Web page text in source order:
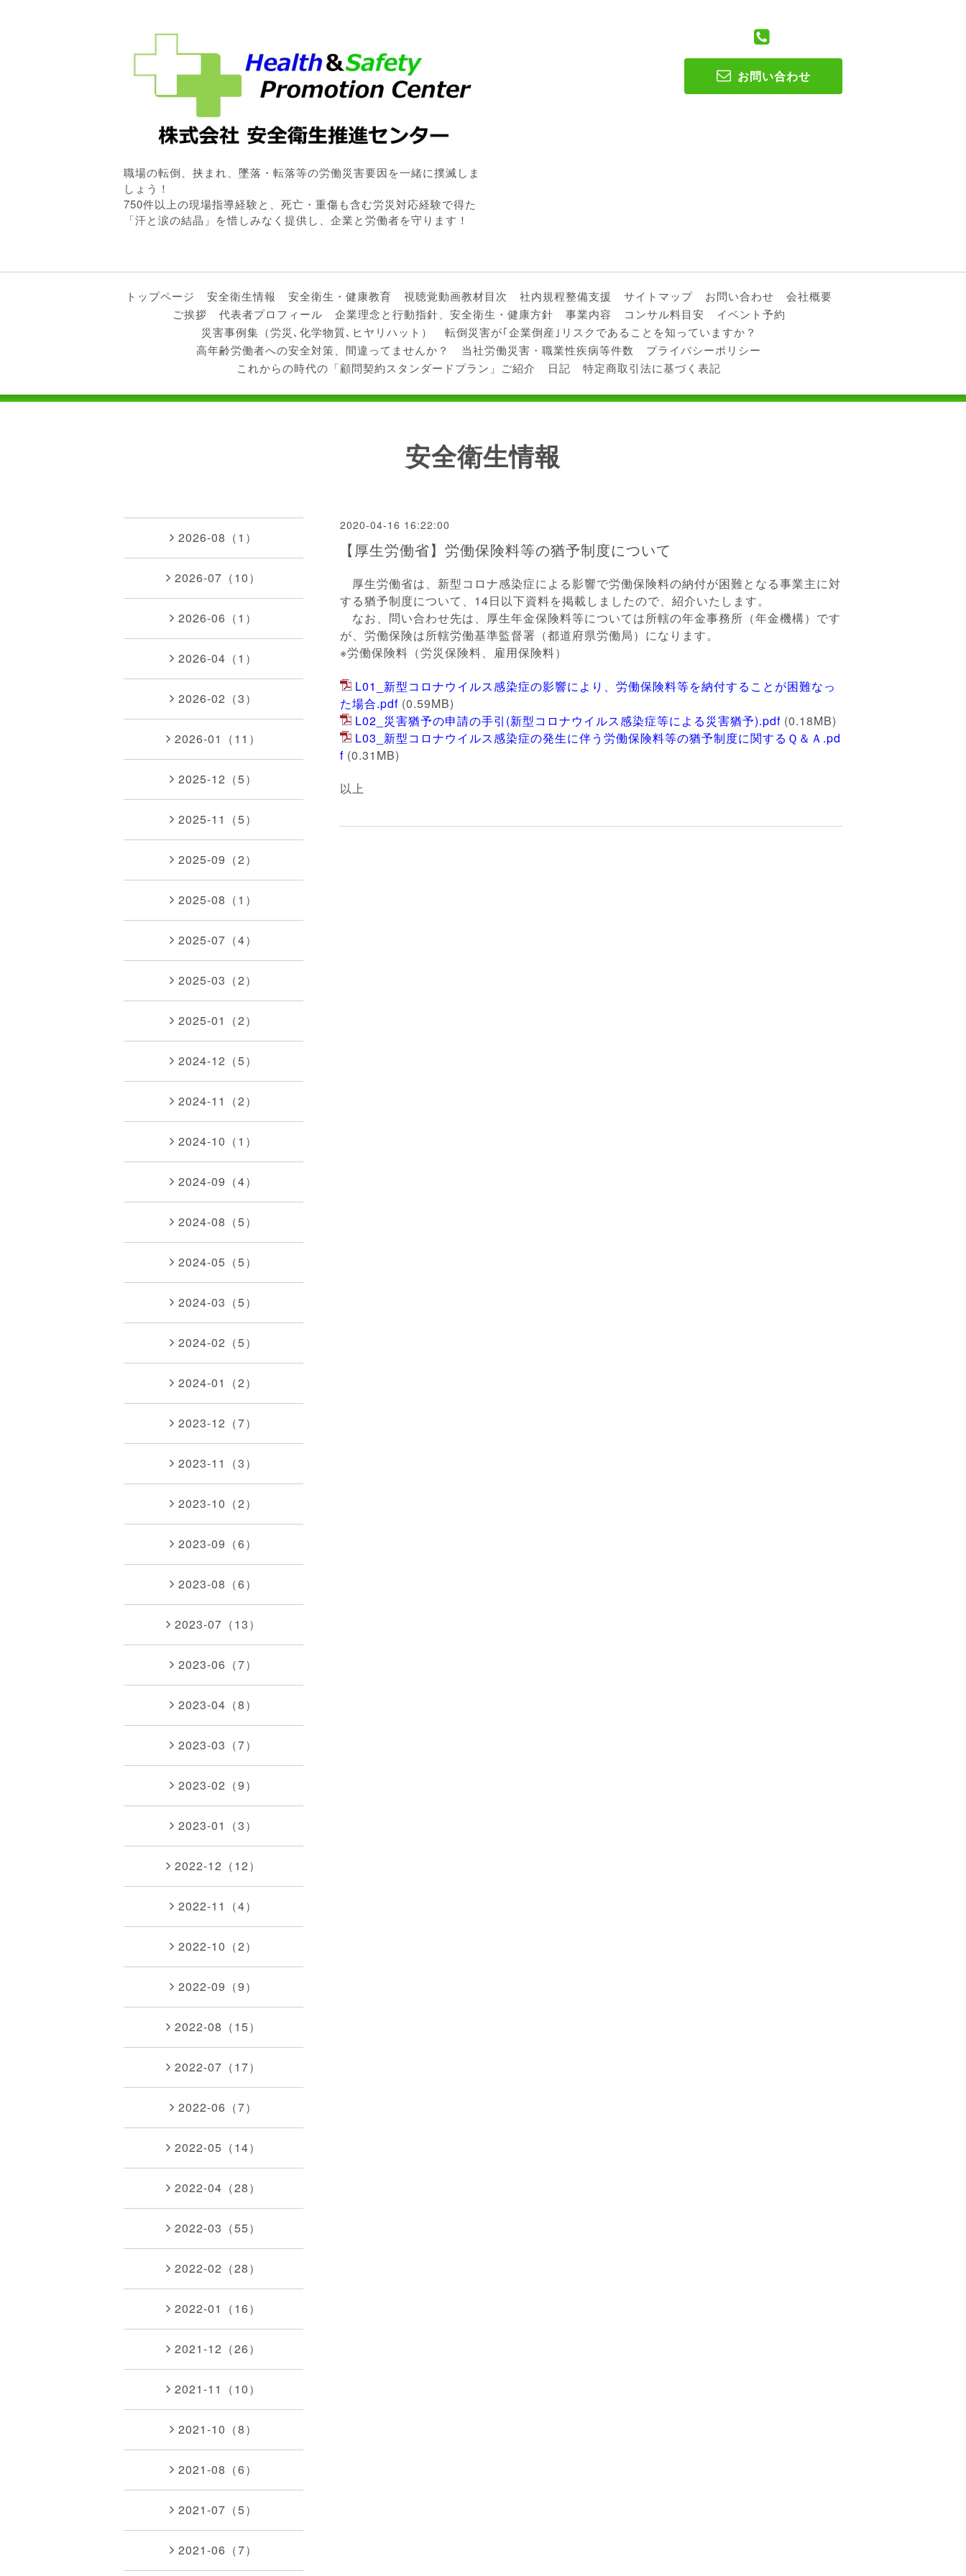
お問い合わせ
職場の転倒、挟まれ、墜落・転落等の労働災害要因を一緒に撲滅しま
しょう！
750件以上の現場指導経験と、死亡・重傷も含む労災対応経験で得た
「汗と涙の結晶」を惜しみなく提供し、企業と労働者を守ります！
トップページ 安全衛生情報 安全衛生・健康教育 視聴覚動画教材目次 社内規程整備支援 サイトマップ お問い合わせ
会社概要
ご挨拶
代表者プロフィール 企業理念と行動指針、安全衛生・健康方針 事業内容 コンサル料目安
イベント予約
災害事例集（労災､化学物質､ヒヤリハット）
転倒災害が｢企業倒産｣リスクであることを知っていますか？
高年齢労働者への安全対策、間違ってませんか？
当社労働災害・職業性疾病等件数
プライバシーポリシー
これからの時代の「顧問契約スタンダードプラン」ご紹介
日記 特定商取引法に基づく表記
安全衛生情報
2020-04-16 16:22:00
【厚生労働省】労働保険料等の猶予制度について
厚生労働省は、新型コロナ感染症による影響で労働保険料の納付が困難となる事業主に対
する猶予制度について、14日以下資料を掲載しましたので、紹介いたします。
なお、問い合わせ先は、厚生年金保険料等については所轄の年金事務所（年金機構）です
が、労働保険は所轄労働基準監督署（都道府県労働局）になります。
※労働保険料（労災保険料、雇用保険料）
L01_新型コロナウイルス感染症の影響により、労働保険料等を納付することが困難なっ
た場合.pdf (0.59MB)
L02_災害猶予の申請の手引(新型コロナウイルス感染症等による災害猶予).pdf (0.18MB)
L03_新型コロナウイルス感染症の発生に伴う労働保険料等の猶予制度に関するＱ＆Ａ.pd
f (0.31MB)
以上
2026-08（1）
2026-07（10）
2026-06（1）
2026-04（1）
2026-02（3）
2026-01（11）
2025-12（5）
2025-11（5）
2025-09（2）
2025-08（1）
2025-07（4）
2025-03（2）
2025-01（2）
2024-12（5）
2024-11（2）
2024-10（1）
2024-09（4）
2024-08（5）
2024-05（5）
2024-03（5）
2024-02（5）
2024-01（2）
2023-12（7）
2023-11（3）
2023-10（2）
2023-09（6）
2023-08（6）
2023-07（13）
2023-06（7）
2023-04（8）
2023-03（7）
2023-02（9）
2023-01（3）
2022-12（12）
2022-11（4）
2022-10（2）
2022-09（9）
2022-08（15）
2022-07（17）
2022-06（7）
2022-05（14）
2022-04（28）
2022-03（55）
2022-02（28）
2022-01（16）
2021-12（26）
2021-11（10）
2021-10（8）
2021-08（6）
2021-07（5）
2021-06（7）